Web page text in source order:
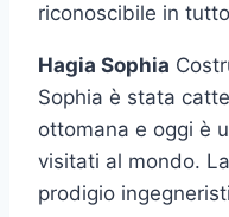
riconoscibile in
Hagia Sophia
Sophia è stata
ottomana e oggi è
visitati al mondo.
prodigio